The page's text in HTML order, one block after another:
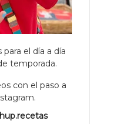
el día a día
temporada.
con el paso a